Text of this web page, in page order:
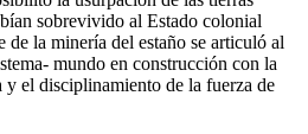
sobrevivido al Estado colonial
de la minería del estaño se articuló al
mundo en construcción con la
el disciplinamiento de la fuerza de